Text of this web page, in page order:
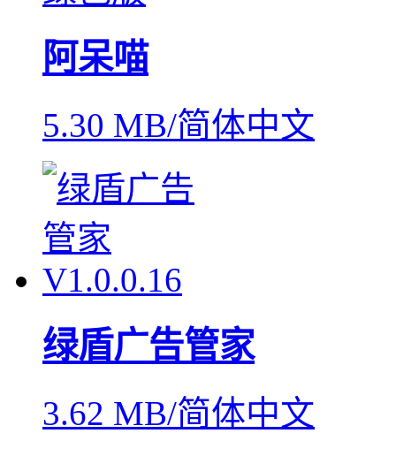
阿呆喵
5.30 MB/简体中文
绿盾广告管家
3.62 MB/简体中文